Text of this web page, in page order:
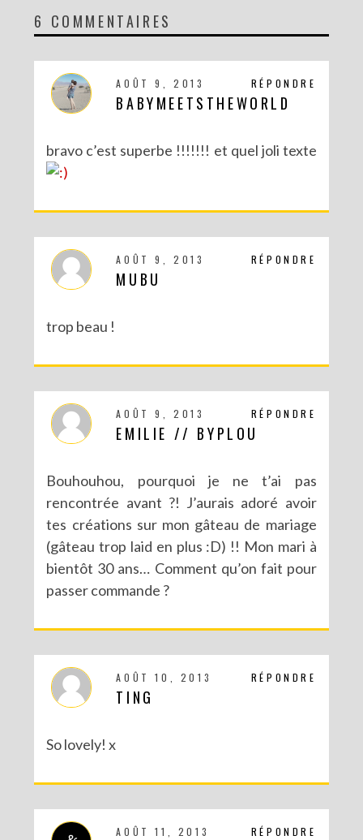
PETITS MARIÉS EN HAUT DU GÂTEAU
LA SAISON DES MARIAGES A COMMENCÉ…VIVE LES MARIÉS !
L’HISTOIRE DU POUSSIN DE PÂQUES : LE PREMIER ENVOL
6 COMMENTAIRES
RÉPONDRE
AOÛT 9, 2013
BABYMEETSTHEWORLD
bravo c’est superbe !!!!!!! et quel joli texte
RÉPONDRE
AOÛT 9, 2013
MUBU
trop beau !
RÉPONDRE
AOÛT 9, 2013
EMILIE // BYPLOU
Bouhouhou, pourquoi je ne t’ai pas
rencontrée avant ?! J’aurais adoré avoir
tes créations sur mon gâteau de mariage
(gâteau trop laid en plus :D) !! Mon mari à
bientôt 30 ans… Comment qu’on fait pour
passer commande ?
RÉPONDRE
AOÛT 10, 2013
TING
So lovely! x
RÉPONDRE
AOÛT 11, 2013